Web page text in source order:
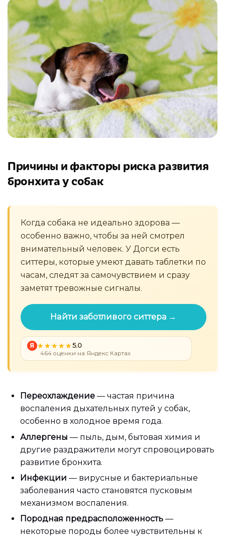
Причины и факторы риска развития
бронхита у собак
Когда собака не идеально здорова —
особенно важно, чтобы за ней смотрел
внимательный человек. У Догси есть
ситтеры, которые умеют давать таблетки по
часам, следят за самочувствием и сразу
заметят тревожные сигналы.
Найти заботливого ситтера →
Я 5.0
464 оценки на Яндекс Картах
Переохлаждение — частая причина
воспаления дыхательных путей у собак,
особенно в холодное время года.
Аллергены — пыль, дым, бытовая химия и
другие раздражители могут спровоцировать
развитие бронхита.
Инфекции — вирусные и бактериальные
заболевания часто становятся пусковым
механизмом воспаления.
Породная предрасположенность —
некоторые породы более чувствительны к